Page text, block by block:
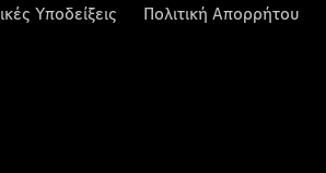
Υποδείξεις Πολιτική Απορρήτου